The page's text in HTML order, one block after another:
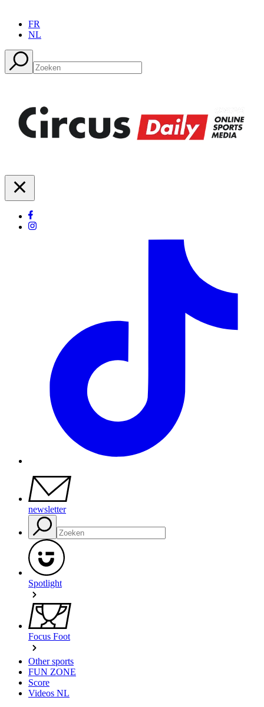
FR
NL
newsletter
Spotlight
Focus Foot
Other sports
FUN ZONE
Score
Videos NL